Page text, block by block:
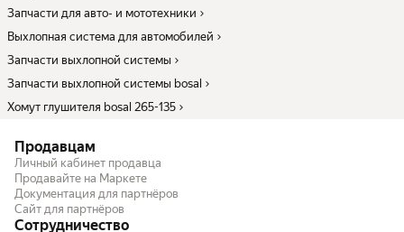
Запчасти для авто- и мототехники
Выхлопная система для автомобилей
Запчасти выхлопной системы
Запчасти выхлопной системы bosal
Хомут глушителя bosal 265-135
Продавцам
Личный кабинет продавца
Продавайте на Маркете
Документация для партнёров
Сайт для партнёров
Сотрудничество